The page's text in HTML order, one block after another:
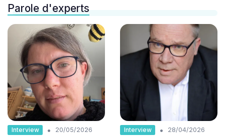
Parole d'experts
Interview •
20/05/2026
Interview •
28/04/2026